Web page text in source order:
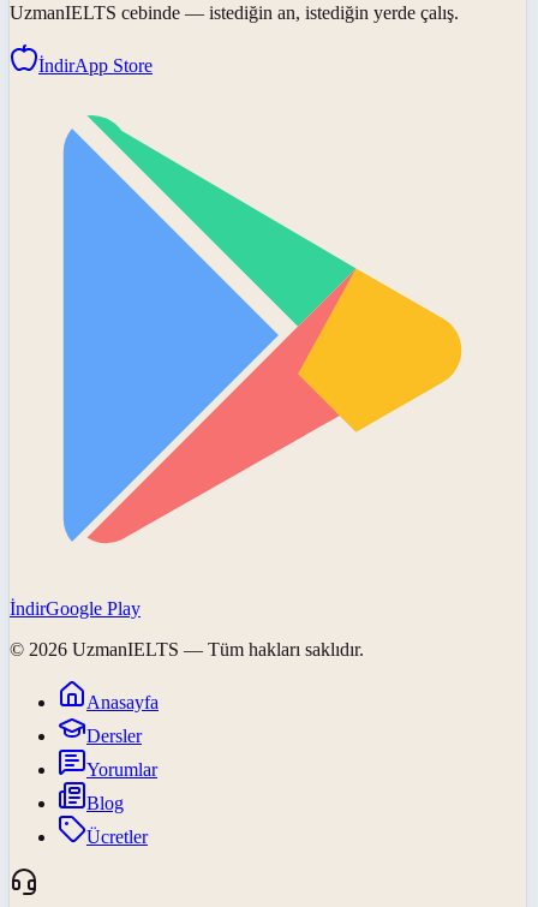
UzmanIELTS cebinde — istediğin an, istediğin yerde çalış.
İndirApp Store
İndirGoogle Play
© 2026 UzmanIELTS — Tüm hakları saklıdır.
Anasayfa
Dersler
Yorumlar
Blog
Ücretler